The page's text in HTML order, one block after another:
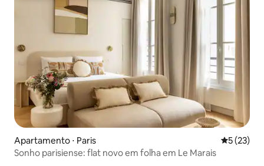
Apartamento ⋅ Paris 5 de uma
5 (23)
Sonho parisiense: flat novo em folha em Le Marais